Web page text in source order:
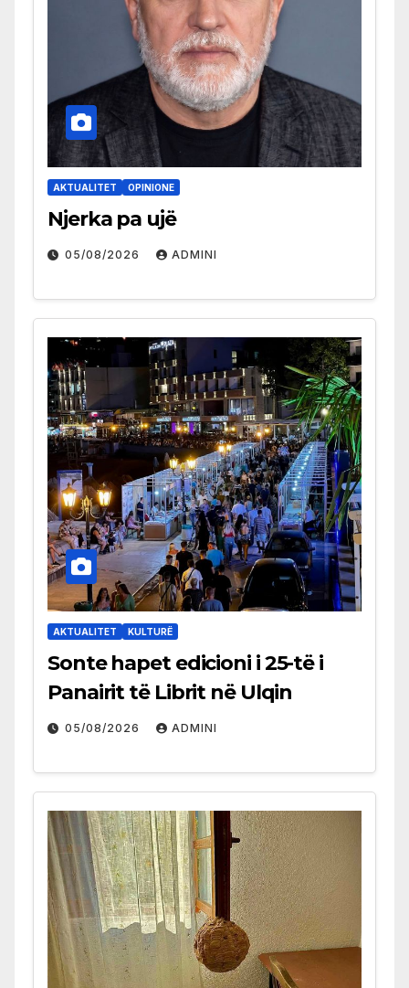
AKTUALITET OPINIONE
Njerka pa ujë
05/08/2026 ADMINI
AKTUALITET KULTURË
Sonte hapet edicioni i 25-të i
Panairit të Librit në Ulqin
05/08/2026 ADMINI